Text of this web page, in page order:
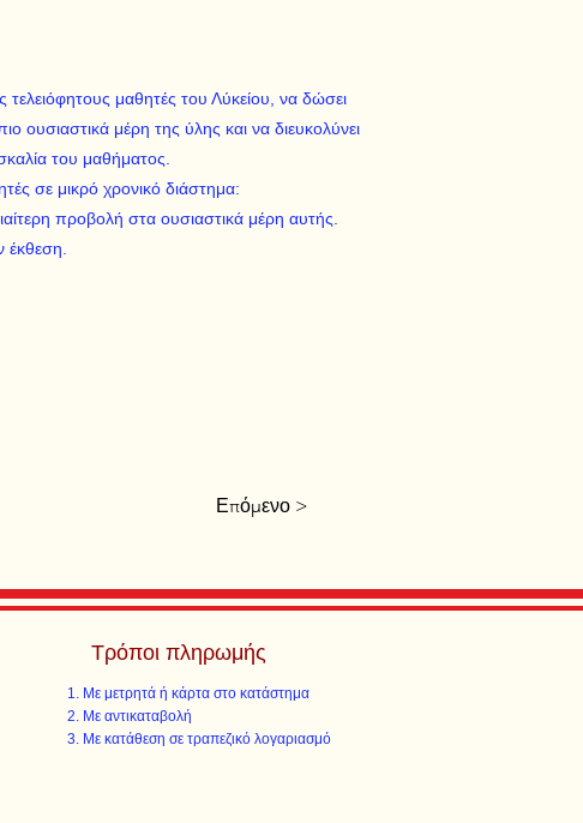
τελειόφητους μαθητές του Λύκείου, να δώσει
ουσιαστικά μέρη της ύλης και να διευκολύνει
του μαθήματος.
σε μικρό χρονικό διάστημα:
προβολή στα ουσιαστικά μέρη αυτής.
έκθεση.
Επόμενο >
Τρόποι πληρωμής
Με μετρητά ή κάρτα στο κατάστημα
Με αντικαταβολή
Με κατάθεση σε τραπεζικό λογαριασμό